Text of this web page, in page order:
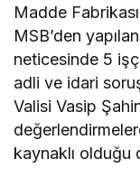
Madde
MSB’den
neticesinde 5
adli ve idari
Valisi Vasip
kaynaklı olduğu